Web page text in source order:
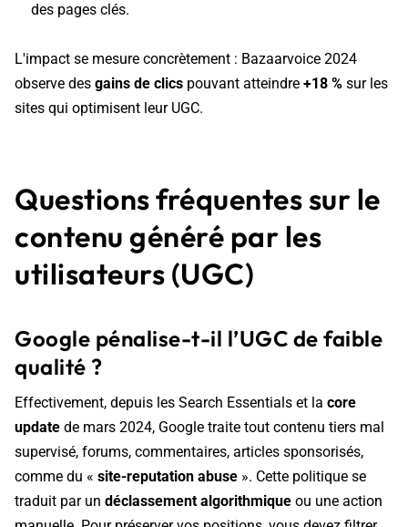
des pages clés.
L'impact se mesure concrètement : Bazaarvoice 2024
observe des gains de clics pouvant atteindre +18 % sur les
sites qui optimisent leur UGC.
Questions fréquentes sur le
contenu généré par les
utilisateurs (UGC)
Google pénalise-t-il l’UGC de faible
qualité ?
Effectivement, depuis les Search Essentials et la core
update de mars 2024, Google traite tout contenu tiers mal
supervisé, forums, commentaires, articles sponsorisés,
comme du « site-reputation abuse ». Cette politique se
traduit par un déclassement algorithmique ou une action